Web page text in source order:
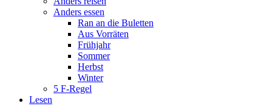
Anders essen
Ran an die Buletten
Aus Vorräten
Frühjahr
Sommer
Herbst
Winter
5 F-Regel
Lesen